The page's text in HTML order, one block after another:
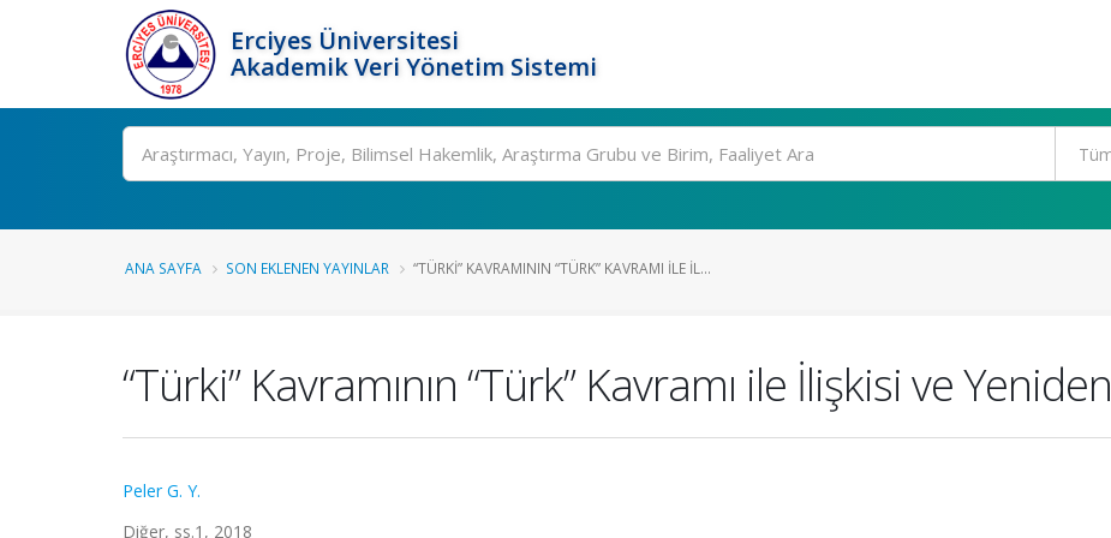
Erciyes Üniversitesi
Akademik Veri Yönetim Sistemi
Ara
ANA SAYFA SON EKLENEN YAYINLAR “TÜRKI” KAVRAMININ “TÜRK” KAVRAMI ILE İL...
“Türki” Kavramının “Türk” Kavramı ile İlişkisi ve
Peler G. Y.
Diğer, ss.1, 2018